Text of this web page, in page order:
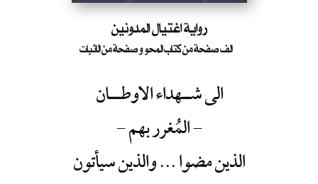
رواية اغتيال المدونين
الف صفحة من كتاب المحو و صفحة من الاثبات
الى شـــهداء الاوطــــان
- المُغرر بهم -
الذين مضوا ...والذين سيأتون